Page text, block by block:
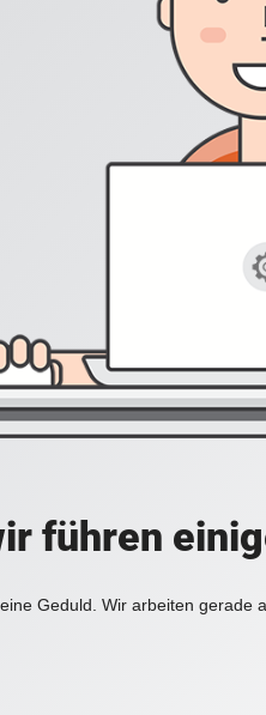
führen
Geduld. Wir arbeiten gerade